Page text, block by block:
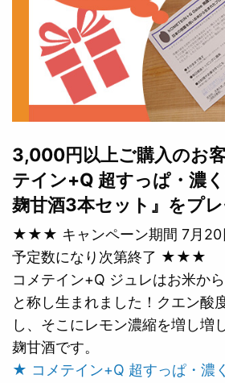
3,000円以上ご購入のお
テイン+Q 超すっぱ・濃
麹甘酒3本セット』をプレ
★★★ キャンペーン期間 7月20
予定数になり次第終了 ★★★
コメテイン+Q ジュレはお米か
と称し生まれました！クエン酸
し、そこにレモン濃縮を増し増
麹甘酒です。
★ コメテイン+Q 超すっぱ・濃